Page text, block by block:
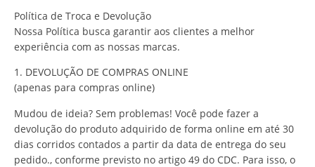
Política de Troca e Devolução
Nossa Política busca garantir aos clientes a melhor
experiência com as nossas marcas.
1. DEVOLUÇÃO DE COMPRAS ONLINE
(apenas para compras online)
Mudou de ideia? Sem problemas! Você pode fazer a
devolução do produto adquirido de forma online em até 30
dias corridos contados a partir da data de entrega do seu
pedido., conforme previsto no artigo 49 do CDC. Para isso, o